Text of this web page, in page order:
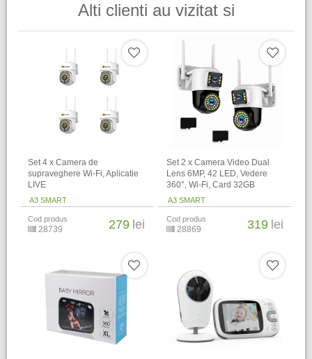
Alti clienti au vizitat si
Set 4 x Camera de
supraveghere Wi-Fi, Aplicatie
LIVE
A3 SMART
Cod produs
28739 279 lei
Set 2 x Camera Video Dual
Lens 6MP, 42 LED, Vedere
360°, Wi-Fi, Card 32GB
A3 SMART
Cod produs
28869 319 lei